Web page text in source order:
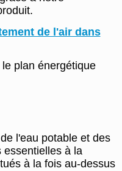
de l'air dans
plan énergétique
l'eau potable et des
essentielles à la
à la fois au-dessus